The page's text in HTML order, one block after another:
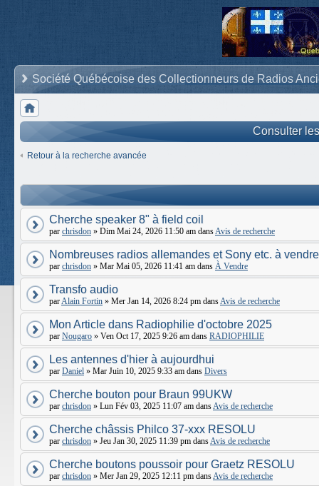
Société Québécoise des Collectionneurs de Radios
Consulter
Retour à la recherche avancée
Cherche speaker 8" à field coil
par chrisdon » Dim Mai 24, 2026 11:50 am dansAvis de recherche
Nombreuses radios allemandes et Sony etc. à vendre
par chrisdon » Mar Mai 05, 2026 11:41 am dans À Vendre
Transfo audio
parAlain Fortin » Mer Jan 14, 2026 8:24 pm dansAvis de recherche
Mon Article dans Radiophilie d'octobre 2025
par Nougaro » Ven Oct 17, 2025 9:26 am dans RADIOPHILIE
Les antennes d'hier à aujourdhui
par Daniel » Mar Juin 10, 2025 9:33 am dans Divers
Cherche bouton pour Braun 99UKW
par chrisdon » Lun Fév 03, 2025 11:07 am dansAvis de recherche
Cherche châssis Philco 37-xxx RESOLU
par chrisdon » Jeu Jan 30, 2025 11:39 pm dansAvis de recherche
Cherche boutons poussoir pour Graetz RESOLU
par chrisdon » Mer Jan 29, 2025 12:11 pm dansAvis de recherche